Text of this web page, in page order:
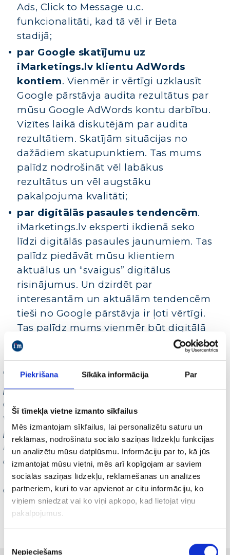
Piekrišana Sīkāka informācija Par
Šī tīmekļa vietne izmanto sīkfailus
Mēs izmantojam sīkfailus, lai personalizētu saturu un
reklāmas, nodrošinātu sociālo saziņas līdzekļu funkcijas
un analizētu mūsu datplūsmu. Informāciju par to, kā jūs
izmantojat mūsu vietni, mēs arī kopīgojam ar saviem
sociālās saziņas līdzekļu, reklamēšanas un analīzes
partneriem, kuri to var apvienot ar citu informāciju, ko
viņiem sniedzat vai ko viņi apkopo, kad lietojat viņu
pakalpojumus.
Nepieciešams
Ads, Click to Message u.c.
funkcionalitāti, kad tā vēl ir Beta
stadijā;
par Google skatījumu uz
iMarketings.lv klientu AdWords
kontiem. Vienmēr ir vērtīgi uzklausīt
Google pārstāvja audita rezultātus par
mūsu Google AdWords kontu darbību.
Vizītes laikā diskutējām par audita
rezultātiem. Skatījām situācijas no
dažādiem skatupunktiem. Tas mums
palīdz nodrošināt vēl labākus
rezultātus un vēl augstāku
pakalpojuma kvalitāti;
par digitālās pasaules tendencēm.
iMarketings.lv eksperti ikdienā seko
līdzi digitālās pasaules jaunumiem. Tas
palīdz piedāvāt mūsu klientiem
aktuālus un “svaigus” digitālus
risinājumus. Un dzirdēt par
interesantām un aktuālām tendencēm
tieši no Google pārstāvja ir ļoti vērtīgi.
Tas palīdz mums vienmēr būt digitālā
formā. :)
“
Liels paldies, Rič, par kārtējo vizīti. Man ir
prieks, ka mūsu tikšanās vienmēr notiek
draudzīgā gaisotnē un ir tik produktīvas un
vērtīgas informācijas pilnas. Esam
pateicīgi, ka palīdzi mums kļūt vēl
labākiem. Lieliski! Gaidīsim Tevi ciemos
atkal,” iespaidos par tikšanos dalās
Dr.Sergejs Volvenkins, iMarketings.lv
digitālās nodaļas vadītājs.